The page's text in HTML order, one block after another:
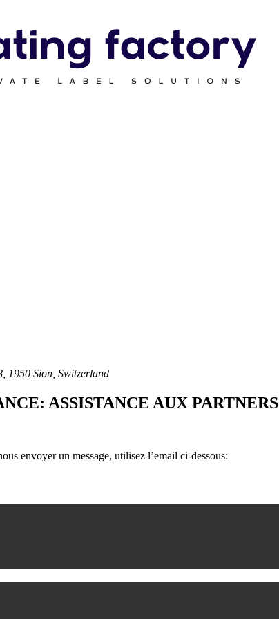
1950 Sion, Switzerland
ASSISTANCE AUX PARTNERS
envoyer un message, utilisez l’email ci-dessous: